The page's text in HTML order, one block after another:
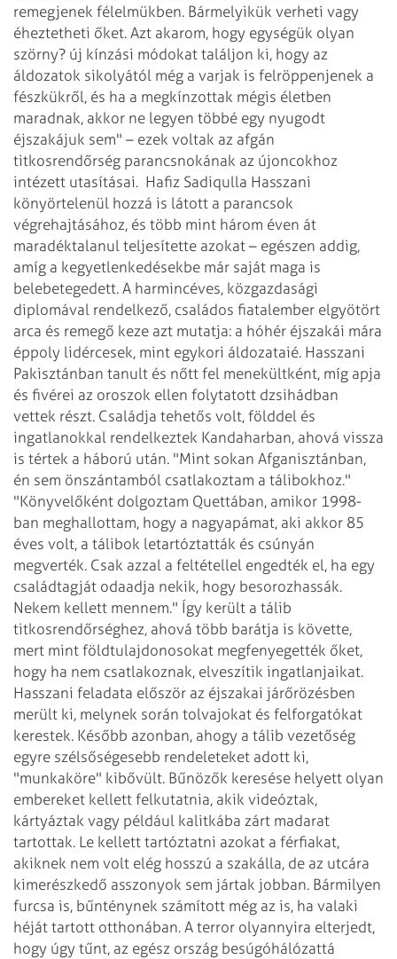
remegjenek félelmükben. Bármelyikük verheti vagy
éheztetheti őket. Azt akarom, hogy egységük olyan
szörny? új kínzási módokat találjon ki, hogy az
áldozatok sikolyától még a varjak is felröppenjenek a
fészkükről, és ha a megkínzottak mégis életben
maradnak, akkor ne legyen többé egy nyugodt
éjszakájuk sem" – ezek voltak az afgán
titkosrendőrség parancsnokának az újoncokhoz
intézett utasításai. Hafiz Sadiqulla Hasszani
könyörtelenül hozzá is látott a parancsok
végrehajtásához, és több mint három éven át
maradéktalanul teljesítette azokat – egészen addig,
amíg a kegyetlenkedésekbe már saját maga is
belebetegedett. A harmincéves, közgazdasági
diplomával rendelkező, családos fiatalember elgyötört
arca és remegő keze azt mutatja: a hóhér éjszakái mára
éppoly lidércesek, mint egykori áldozataié. Hasszani
Pakisztánban tanult és nőtt fel menekültként, míg apja
és fivérei az oroszok ellen folytatott dzsihádban
vettek részt. Családja tehetős volt, földdel és
ingatlanokkal rendelkeztek Kandaharban, ahová vissza
is tértek a háború után. "Mint sokan Afganisztánban,
én sem önszántamból csatlakoztam a tálibokhoz."
"Könyvelőként dolgoztam Quettában, amikor 1998-
ban meghallottam, hogy a nagyapámat, aki akkor 85
éves volt, a tálibok letartóztatták és csúnyán
megverték. Csak azzal a feltétellel engedték el, ha egy
családtagját odaadja nekik, hogy besorozhassák.
Nekem kellett mennem." Így került a tálib
titkosrendőrséghez, ahová több barátja is követte,
mert mint földtulajdonosokat megfenyegették őket,
hogy ha nem csatlakoznak, elveszítik ingatlanjaikat.
Hasszani feladata először az éjszakai járőrözésben
merült ki, melynek során tolvajokat és felforgatókat
kerestek. Később azonban, ahogy a tálib vezetőség
egyre szélsőségesebb rendeleteket adott ki,
"munkaköre" kibővült. Bűnözők keresése helyett olyan
embereket kellett felkutatnia, akik videóztak,
kártyáztak vagy például kalitkába zárt madarat
tartottak. Le kellett tartóztatni azokat a férfiakat,
akiknek nem volt elég hosszú a szakálla, de az utcára
kimerészkedő asszonyok sem jártak jobban. Bármilyen
furcsa is, bűnténynek számított még az is, ha valaki
héját tartott otthonában. A terror olyannyira elterjedt,
hogy úgy tűnt, az egész ország besúgóhálózattá